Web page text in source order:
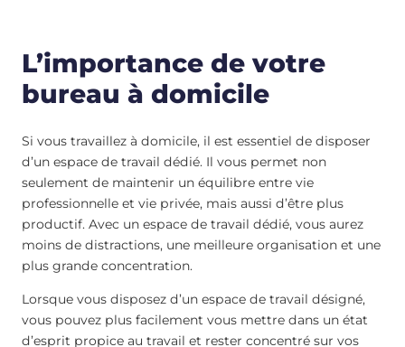
L’importance de votre
bureau à domicile
Si vous travaillez à domicile, il est essentiel de disposer
d’un espace de travail dédié. Il vous permet non
seulement de maintenir un équilibre entre vie
professionnelle et vie privée, mais aussi d’être plus
productif. Avec un espace de travail dédié, vous aurez
moins de distractions, une meilleure organisation et une
plus grande concentration.
Lorsque vous disposez d’un espace de travail désigné,
vous pouvez plus facilement vous mettre dans un état
d’esprit propice au travail et rester concentré sur vos